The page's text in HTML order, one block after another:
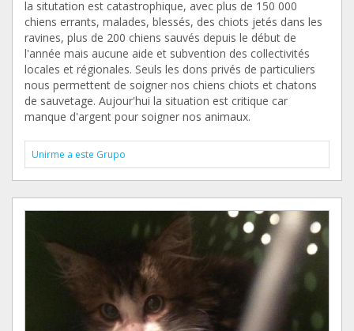
la situtation est catastrophique, avec plus de 150 000
chiens errants, malades, blessés, des chiots jetés dans les
ravines, plus de 200 chiens sauvés depuis le début de
l'année mais aucune aide et subvention des collectivités
locales et régionales. Seuls les dons privés de particuliers
nous permettent de soigner nos chiens chiots et chatons
de sauvetage. Aujour'hui la situation est critique car
manque d'argent pour soigner nos animaux.
Unirme a este Grupo